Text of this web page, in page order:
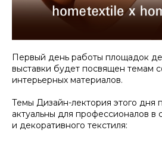
Первый день работы площадок
выставки будет посвящен темам
интерьерных материалов.
Темы Дизайн-лектория этого дня
актуальны для профессионалов в
и декоративного текстиля: